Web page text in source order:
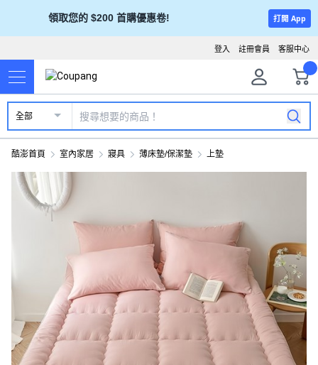
領取您的 $200 首購優惠卷! 打開 App
客服中心
註冊會員
登入
全部
酷澎首頁 室內家居 寢具 薄床墊/保潔墊 上墊